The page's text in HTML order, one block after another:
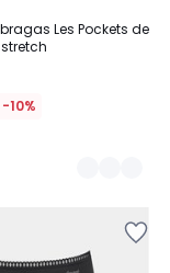
Les Pockets de
-10%